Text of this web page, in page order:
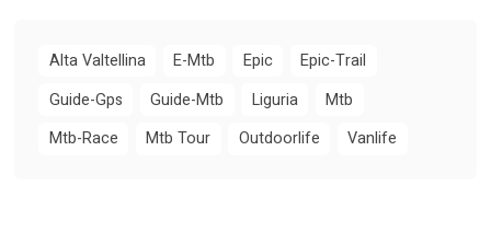
Alta Valtellina E-Mtb Epic
Epic-Trail
Guide-Gps
Guide-Mtb Liguria
Mtb
Mtb-Race
Mtb Tour Outdoorlife Vanlife